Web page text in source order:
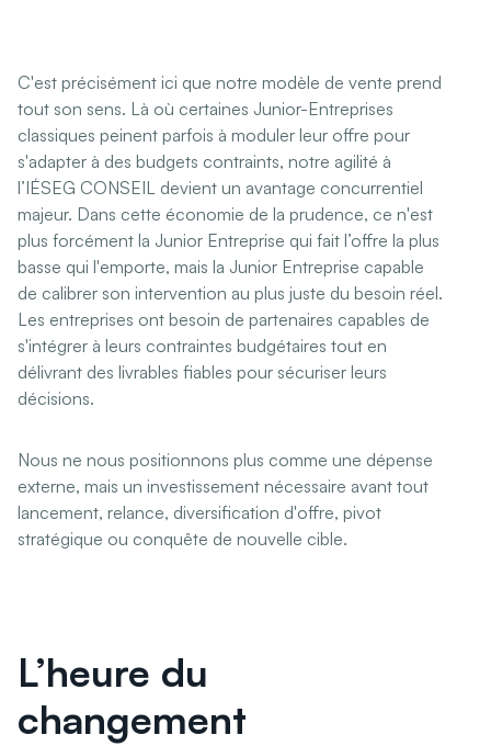
C'est précisément ici que notre modèle de vente prend
tout son sens. Là où certaines Junior-Entreprises
classiques peinent parfois à moduler leur offre pour
s'adapter à des budgets contraints, notre agilité à
l’IÉSEG CONSEIL devient un avantage concurrentiel
majeur. Dans cette économie de la prudence, ce n'est
plus forcément la Junior Entreprise qui fait l’offre la plus
basse qui l'emporte, mais la Junior Entreprise capable
de calibrer son intervention au plus juste du besoin réel.
Les entreprises ont besoin de partenaires capables de
s'intégrer à leurs contraintes budgétaires tout en
délivrant des livrables fiables pour sécuriser leurs
décisions.
Nous ne nous positionnons plus comme une dépense
externe, mais un investissement nécessaire avant tout
lancement, relance, diversification d'offre, pivot
stratégique ou conquête de nouvelle cible.
L’heure du
changement